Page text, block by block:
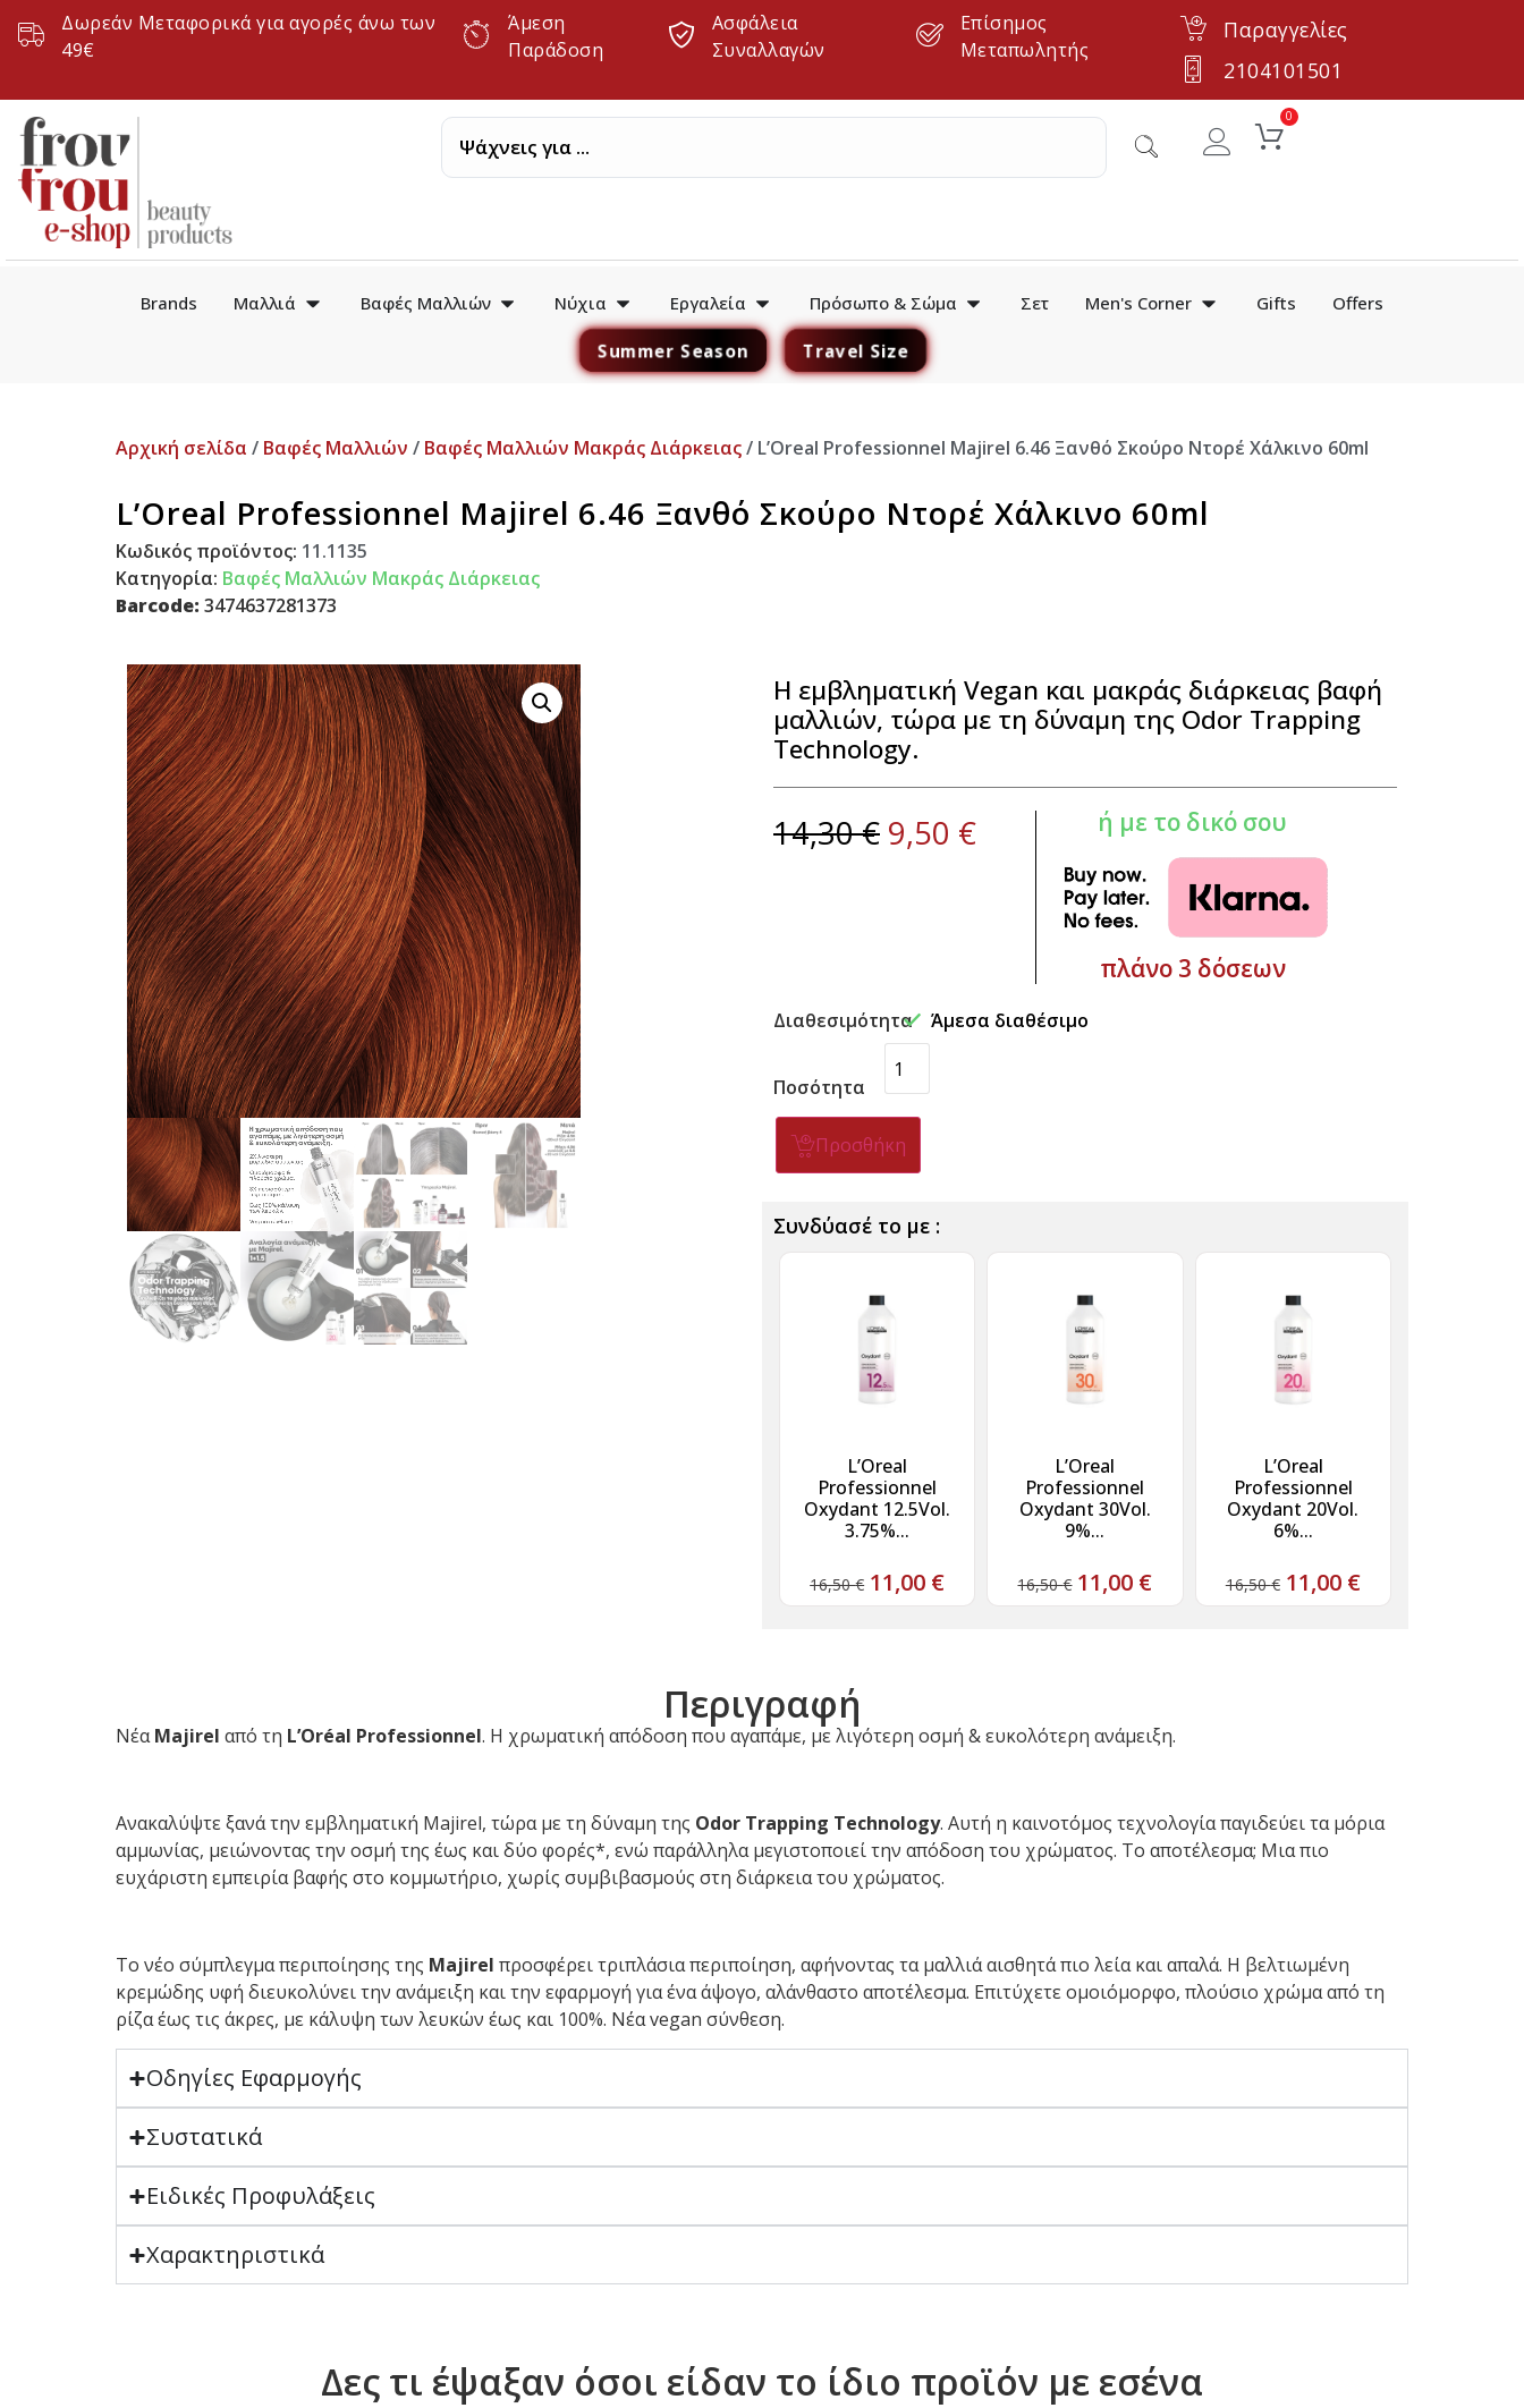
Δωρεάν Μεταφορικά για αγορές άνω των
49€
Άμεση
Παράδοση
Ασφάλεια
Συναλλαγών
Επίσημος
Μεταπωλητής
Παραγγελίες
2104101501
0
Brands Μαλλιά Βαφές Μαλλιών Νύχια Εργαλεία Πρόσωπο & Σώμα Σετ Men's Corner Gifts Offers
Summer Season Travel Size
Αρχική σελίδα / Βαφές Μαλλιών / Βαφές Μαλλιών Μακράς Διάρκειας/ L’Oreal Professionnel Majirel 6.46 Ξανθό Σκούρο Ντορέ Χάλκινο 60ml
L’Oreal Professionnel Majirel 6.46 Ξανθό Σκούρο Ντορέ Χάλκινο 60ml
Κωδικός προϊόντος: 11.1135
Κατηγορία: Βαφές Μαλλιών Μακράς Διάρκειας
Barcode: 3474637281373
Η εμβληματική Vegan και μακράς διάρκειας βαφή
μαλλιών, τώρα με τη δύναμη της Odor Trapping
Technology.
14,30€ 9,50 € ή με το δικό σου
πλάνο 3 δόσεων
Διαθεσιμότητα Άμεσα διαθέσιμο
Ποσότητα
Προσθήκη
Συνδύασέ το με :
L’Oreal
Professionnel
Oxydant 12.5Vol.
3.75%...
16,50€ 11,00 €
L’Oreal
Professionnel
Oxydant 30Vol.
9%...
16,50€ 11,00 €
L’Oreal
Professionnel
Oxydant 20Vol.
6%...
16,50€ 11,00 €
Περιγραφή
ΝέαMajirel από τη L’Oréal Professionnel. Η χρωματική απόδοση που αγαπάμε, με λιγότερη οσμή & ευκολότερη ανάμειξη.
Ανακαλύψτε ξανά την εμβληματική Majirel, τώρα με τη δύναμη της Odor Trapping Technology. Αυτή η καινοτόμος τεχνολογία παγιδεύει τα μόρια
αμμωνίας, μειώνοντας την οσμή της έως και δύο φορές*, ενώ παράλληλα μεγιστοποιεί την απόδοση του χρώματος. Το αποτέλεσμα; Μια πιο
ευχάριστη εμπειρία βαφής στο κομμωτήριο, χωρίς συμβιβασμούς στη διάρκεια του χρώματος.
Το νέο σύμπλεγμα περιποίησης της Majirel προσφέρει τριπλάσια περιποίηση, αφήνοντας τα μαλλιά αισθητά πιο λεία και απαλά. Η βελτιωμένη
κρεμώδης υφή διευκολύνει την ανάμειξη και την εφαρμογή για ένα άψογο, αλάνθαστο αποτέλεσμα. Επιτύχετε ομοιόμορφο, πλούσιο χρώμα από τη
ρίζα έως τις άκρες, με κάλυψη των λευκών έως και 100%. Νέα vegan σύνθεση.
Οδηγίες Εφαρμογής
Συστατικά
Ειδικές Προφυλάξεις
Χαρακτηριστικά
Δες τι έψαξαν όσοι είδαν το ίδιο προϊόν με εσένα